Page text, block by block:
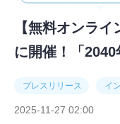
【無料オンラ
に開催！「
プレスリリース イ
2025-11-27 02:00